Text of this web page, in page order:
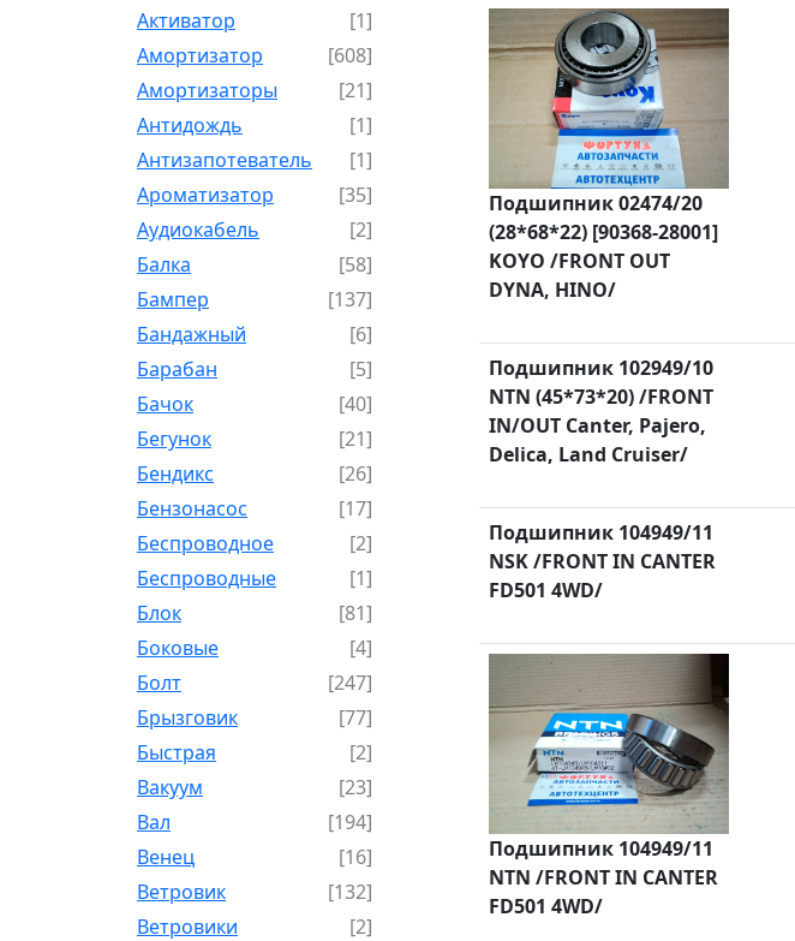
Активатор
[1]
Амортизатор
[608]
Амортизаторы
[21]
Антидождь
[1]
Антизапотеватель
[1]
Ароматизатор
[35]
Аудиокабель
[2]
Балка
[58]
Бампер
[137]
Бандажный
[6]
Барабан
[5]
Бачок
[40]
Бегунок
[21]
Бендикс
[26]
Бензонасос
[17]
Беспроводное
[2]
Беспроводные
[1]
Блок
[81]
Боковые
[4]
Болт
[247]
Брызговик
[77]
Быстрая
[2]
Вакуум
[23]
Вал
[194]
Венец
[16]
Ветровик
[132]
Ветровики
[2]
Подшипник 02474/20
(28*68*22) [90368-28001]
KOYO /FRONT OUT
DYNA, HINO/
Подшипник 102949/10
NTN (45*73*20) /FRONT
IN/OUT Canter, Pajero,
Delica, Land Cruiser/
Подшипник 104949/11
NSK /FRONT IN CANTER
FD501 4WD/
Подшипник 104949/11
NTN /FRONT IN CANTER
FD501 4WD/